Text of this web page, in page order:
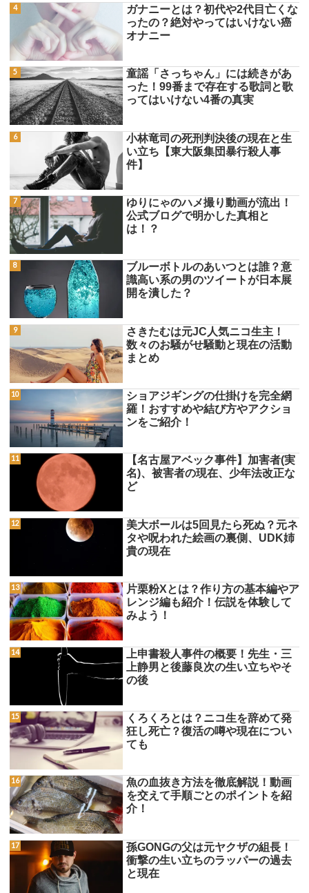
ガナニーとは？初代や2代目亡くな
ったの？絶対やってはいけない癌
オナニー
童謡「さっちゃん」には続きがあ
った！99番まで存在する歌詞と歌
ってはいけない4番の真実
小林竜司の死刑判決後の現在と生
い立ち【東大阪集団暴行殺人事
件】
ゆりにゃのハメ撮り動画が流出！
公式ブログで明かした真相と
は！？
ブルーボトルのあいつとは誰？意
識高い系の男のツイートが日本展
開を潰した？
さきたむは元JC人気ニコ生主！
数々のお騒がせ騒動と現在の活動
まとめ
ショアジギングの仕掛けを完全網
羅！おすすめや結び方やアクショ
ンをご紹介！
【名古屋アベック事件】加害者(実
名)、被害者の現在、少年法改正な
ど
美大ボールは5回見たら死ぬ？元ネ
タや呪われた絵画の裏側、UDK姉
貴の現在
片栗粉Xとは？作り方の基本編やア
レンジ編も紹介！伝説を体験して
みよう！
上申書殺人事件の概要！先生・三
上静男と後藤良次の生い立ちやそ
の後
くろくろとは？ニコ生を辞めて発
狂し死亡？復活の噂や現在につい
ても
魚の血抜き方法を徹底解説！動画
を交えて手順ごとのポイントを紹
介！
孫GONGの父は元ヤクザの組長！
衝撃の生い立ちのラッパーの過去
と現在